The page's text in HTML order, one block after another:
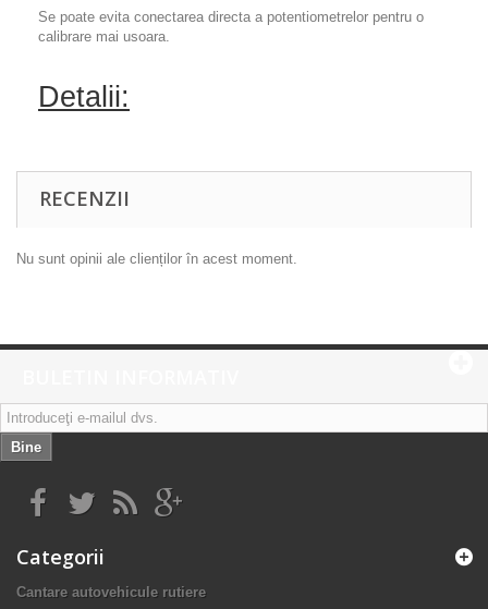
Se poate evita conectarea directa a potentiometrelor pentru o
calibrare mai usoara.
Detalii:
RECENZII
Nu sunt opinii ale clienților în acest moment.
Bine
Categorii
Cantare autovehicule rutiere